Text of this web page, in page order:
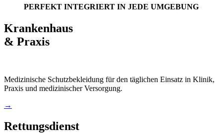
PERFEKT INTEGRIERT IN JEDE UMGEBUNG
Krankenhaus
& Praxis
Medizinische Schutzbekleidung für den täglichen Einsatz in Klinik,
Praxis und medizinischer Versorgung.
→
Rettungsdienst